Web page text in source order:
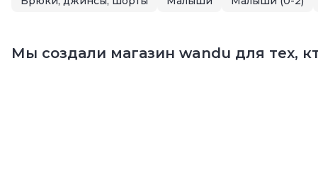
Мы создали магазин wandu для тех,